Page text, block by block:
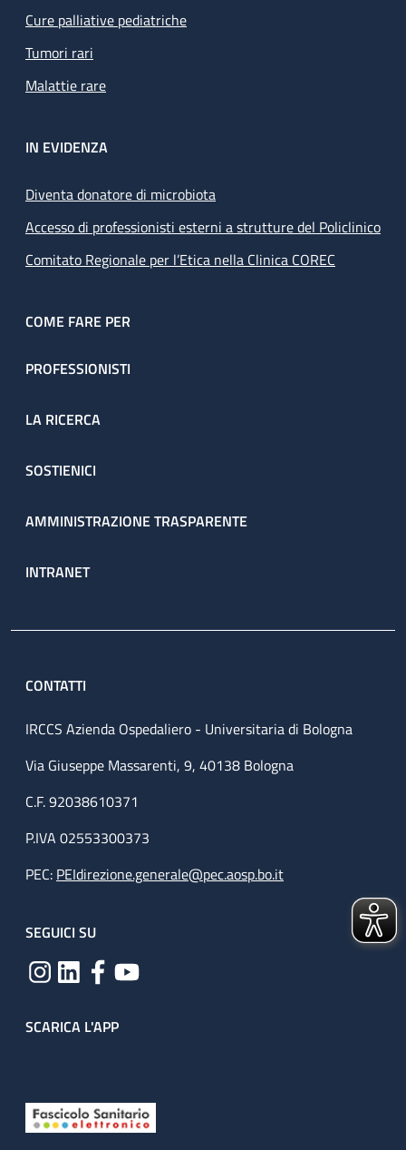
Cure palliative pediatriche
Tumori rari
Malattie rare
IN EVIDENZA
Diventa donatore di microbiota
Accesso di professionisti esterni a strutture del Policlinico
Comitato Regionale per l’Etica nella Clinica COREC
COME FARE PER
PROFESSIONISTI
LA RICERCA
SOSTIENICI
AMMINISTRAZIONE TRASPARENTE
INTRANET
CONTATTI
IRCCS Azienda Ospedaliero - Universitaria di Bologna
Via Giuseppe Massarenti, 9, 40138 Bologna
C.F. 92038610371
P.IVA 02553300373
PEC: PEIdirezione.generale@pec.aosp.bo.it
SEGUICI SU
SCARICA L'APP